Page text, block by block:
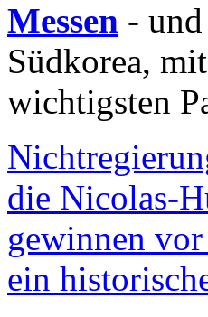
Messen -
Südkorea,
wichtigsten
die Nicolas-
gewinnen
ein